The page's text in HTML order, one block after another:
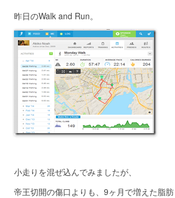
昨日のWalk and Run。
小走りを混ぜ込んでみましたが、
帝王切開の傷口よりも、9ヶ月で増えた脂肪